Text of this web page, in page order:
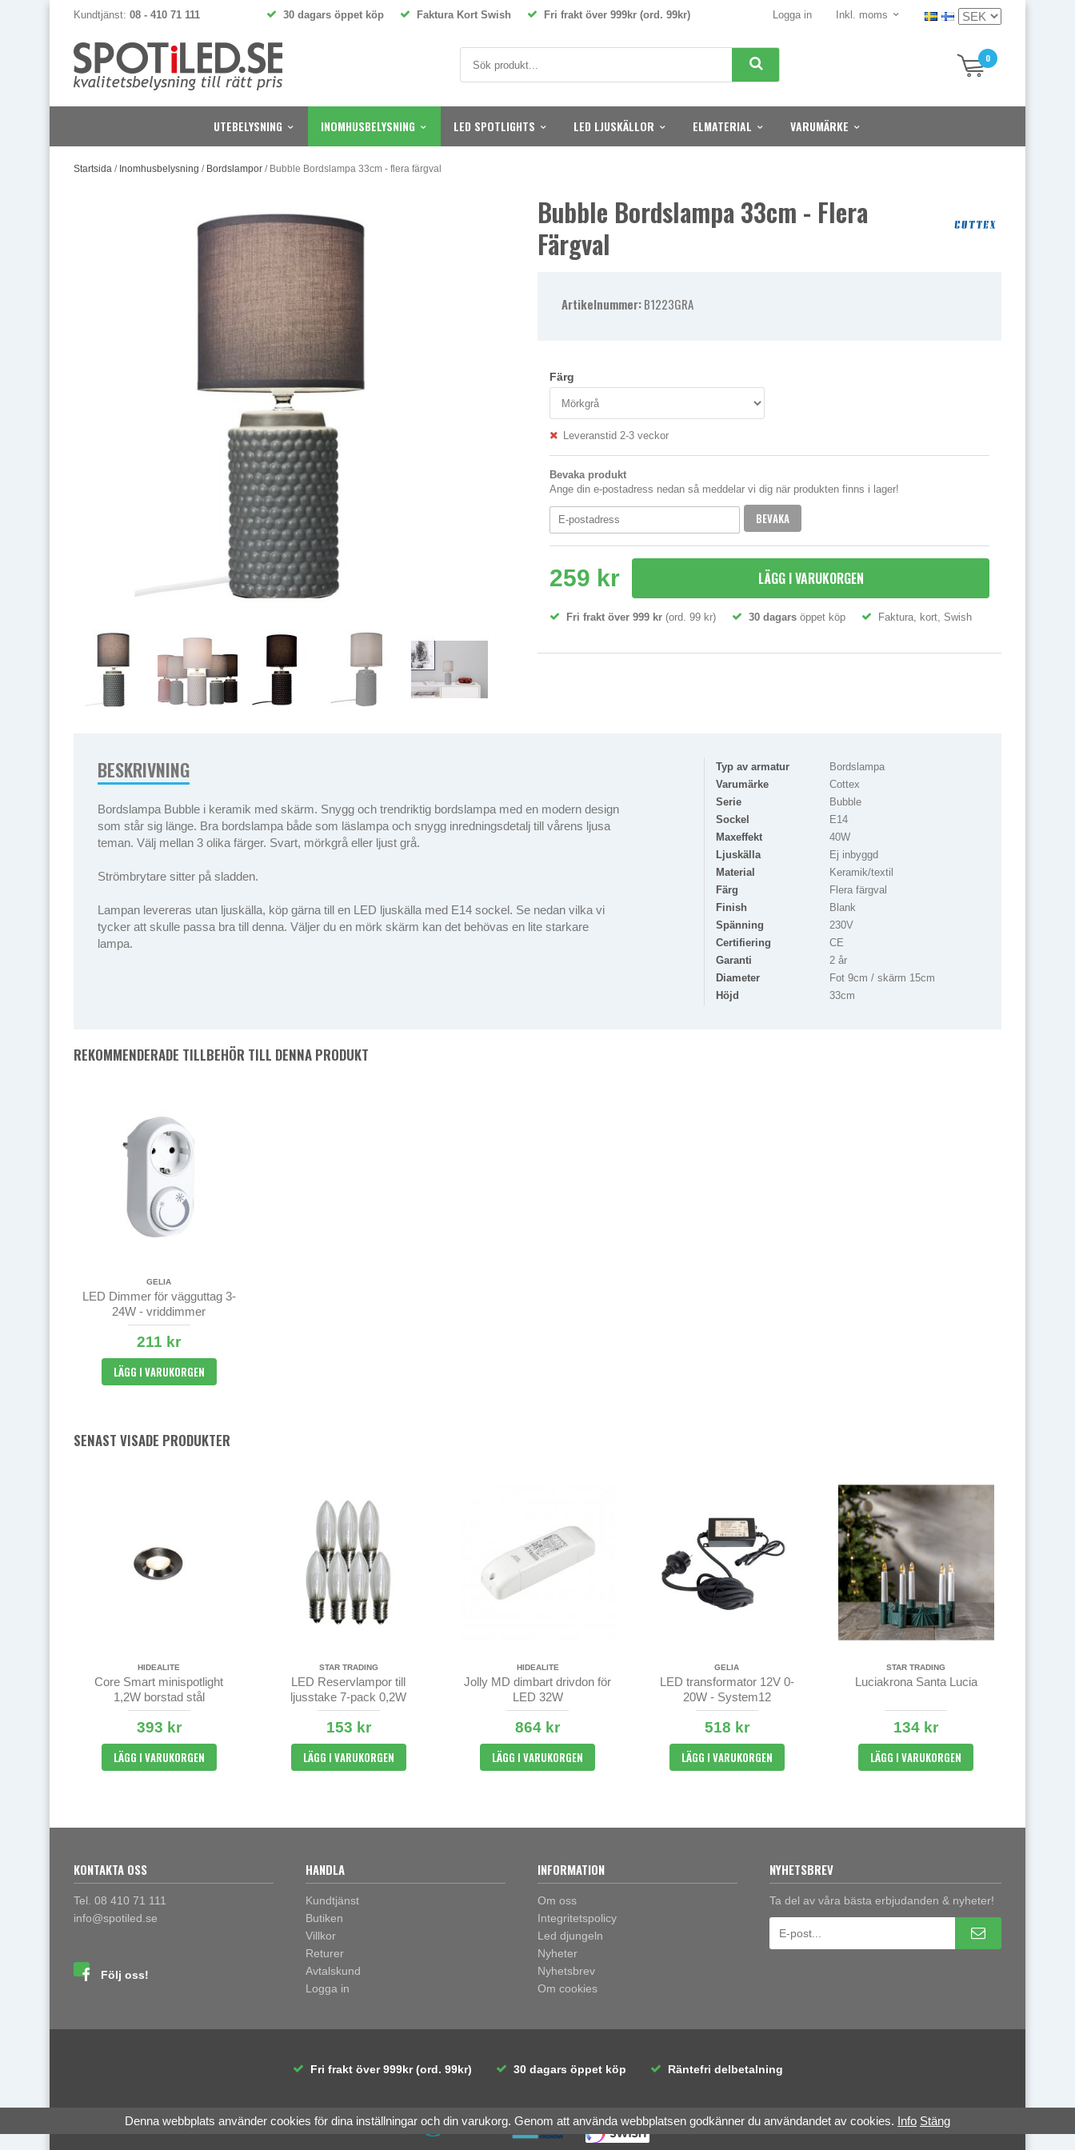
Kundtjänst: 08 - 410 71 111 Logga in Inkl. moms
30 dagars öppet köp Faktura Kort Swish Fri frakt över 999kr (ord. 99kr)
0
UTEBELYSNING INOMHUSBELYSNING LED SPOTLIGHTS LED LJUSKÄLLOR ELMATERIAL VARUMÄRKE
Startsida / Inomhusbelysning / Bordslampor / Bubble Bordslampa 33cm - flera färgval
Bubble Bordslampa 33cm - Flera
Färgval
Artikelnummer:B1223GRA
Färg
Leveranstid 2-3 veckor
Bevaka produkt
Ange din e-postadress nedan så meddelar vi dig när produkten finns i lager!
BEVAKA
259 kr LÄGG I VARUKORGEN
Fri frakt över 999 kr (ord. 99 kr) 30 dagars öppet köp Faktura, kort, Swish
BESKRIVNING
Bordslampa Bubble i keramik med skärm. Snygg och trendriktig bordslampa med en modern design
som står sig länge. Bra bordslampa både som läslampa och snygg inredningsdetalj till vårens ljusa
teman. Välj mellan 3 olika färger. Svart, mörkgrå eller ljust grå.
Strömbrytare sitter på sladden.
Lampan levereras utan ljuskälla, köp gärna till en LED ljuskälla med E14 sockel. Se nedan vilka vi
tycker att skulle passa bra till denna. Väljer du en mörk skärm kan det behövas en lite starkare
lampa.
Typ av armatur
Bordslampa
Varumärke
Cottex
Serie
Bubble
Sockel
E14
Maxeffekt
40W
Ljuskälla
Ej inbyggd
Material
Keramik/textil
Färg
Flera färgval
Finish
Blank
Spänning
230V
Certifiering
CE
Garanti
2 år
Diameter
Fot 9cm / skärm 15cm
Höjd
33cm
REKOMMENDERADE TILLBEHÖR TILL DENNA PRODUKT
GELIA
LED Dimmer för vägguttag 3-
24W - vriddimmer
211 kr
LÄGG I VARUKORGEN
SENAST VISADE PRODUKTER
HIDEALITE
Core Smart minispotlight
1,2W borstad stål
393 kr
LÄGG I VARUKORGEN
STAR TRADING
LED Reservlampor till
ljusstake 7-pack 0,2W
153 kr
LÄGG I VARUKORGEN
HIDEALITE
Jolly MD dimbart drivdon för
LED 32W
864 kr
LÄGG I VARUKORGEN
GELIA
LED transformator 12V 0-
20W - System12
518 kr
LÄGG I VARUKORGEN
STAR TRADING
Luciakrona Santa Lucia
134 kr
LÄGG I VARUKORGEN
KONTAKTA OSS
Tel. 08 410 71 111
info@spotiled.se
Följ oss!
HANDLA
Kundtjänst
Butiken
Villkor
Returer
Avtalskund
Logga in
INFORMATION
Om oss
Integritetspolicy
Led djungeln
Nyheter
Nyhetsbrev
Om cookies
NYHETSBREV
Ta del av våra bästa erbjudanden & nyheter!
Fri frakt över 999kr (ord. 99kr) 30 dagars öppet köp Räntefri delbetalning
Denna webbplats använder cookies för dina inställningar och din varukorg. Genom att använda webbplatsen godkänner du användandet av cookies. Info Stäng